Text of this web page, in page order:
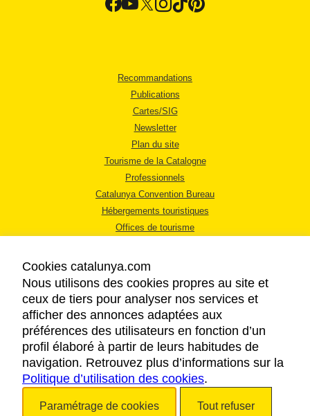
Recommandations
Publications
Cartes/SIG
Newsletter
Plan du site
Tourisme de la Catalogne
Professionnels
Catalunya Convention Bureau
Hébergements touristiques
Offices de tourisme
MENTIONS LÉGALES
RÈGLES DE CONFIDENTIALITÉ
COOKIES
ACCESSIBILITÉ
Cookies catalunya.com
Nous utilisons des cookies propres au site et
ceux de tiers pour analyser nos services et
afficher des annonces adaptées aux
préférences des utilisateurs en fonction d’un
profil élaboré à partir de leurs habitudes de
navigation. Retrouvez plus d’informations sur la
Politique d’utilisation des cookies.
Paramétrage de cookies Tout refuser